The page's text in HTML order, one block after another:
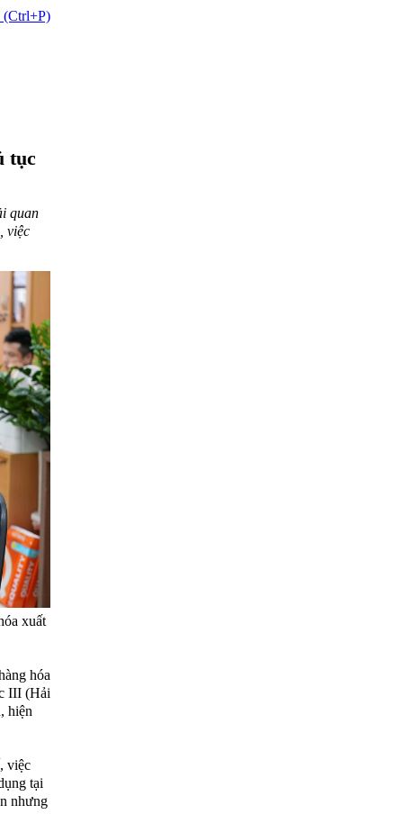
(Ctrl+P)
tục
quan
việc
xuất
hóa
III (Hải
hiện
việc
tại
nhưng